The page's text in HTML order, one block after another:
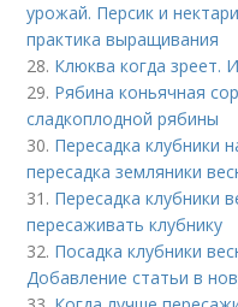
урожай. Персик и
практика выращивания
28. Клюква когда зреет.
29. Рябина коньячная
сладкоплодной рябины
30. Пересадка клубники
пересадка земляники
31. Пересадка клубники
пересаживать клубнику
32. Посадка клубники
Добавление статьи в